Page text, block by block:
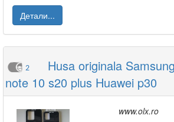
Детали...
2
Husa originala
note 10 s20 plus Huawei p30
www.olx.ro